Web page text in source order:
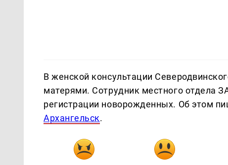
В женской консультации
матерями. Сотрудник местного отдела
регистрации новорожденных. Об этом
Архангельск.